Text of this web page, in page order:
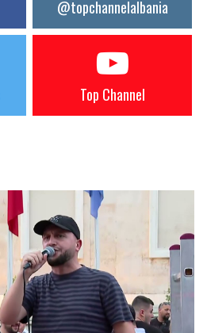
@topchannelalbania
Top Channel